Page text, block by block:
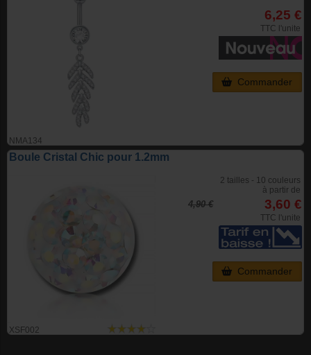
NMA134
6,25 €
TTC l'unite
Commander
Boule Cristal Chic pour 1.2mm
XSF002
2 tailles - 10 couleurs
à partir de
4,90 € 3,60 €
TTC l'unite
Commander